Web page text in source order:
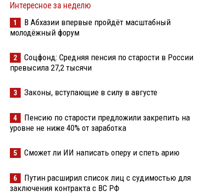
Интересное за неделю
1
В Абхазии впервые пройдёт масштабный
молодёжный форум
2
Соцфонд: Средняя пенсия по старости в России
превысила 27,2 тысячи
3 Законы, вступающие в силу в августе
4
Пенсию по старости предложили закрепить на
уровне не ниже 40% от заработка
5 Сможет ли ИИ написать оперу и спеть арию
6
Путин расширил список лиц с судимостью для
заключения контракта с ВС РФ